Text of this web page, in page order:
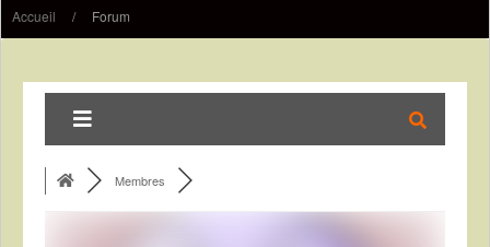
Accueil / Forum
Membres